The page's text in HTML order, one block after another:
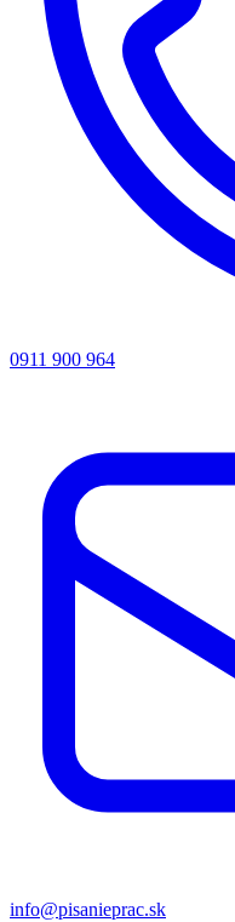
0911 900 964
info@pisanieprac.sk